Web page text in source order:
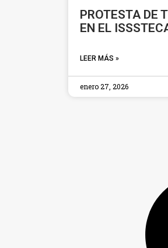
PROTESTA DE
EN EL
LEER MÁS »
enero 27, 2026